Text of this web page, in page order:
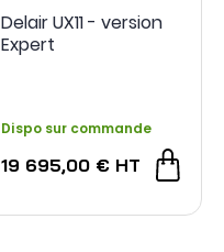
Delair UX11 - version
Expert
Dispo sur commande
19 695,00 € HT